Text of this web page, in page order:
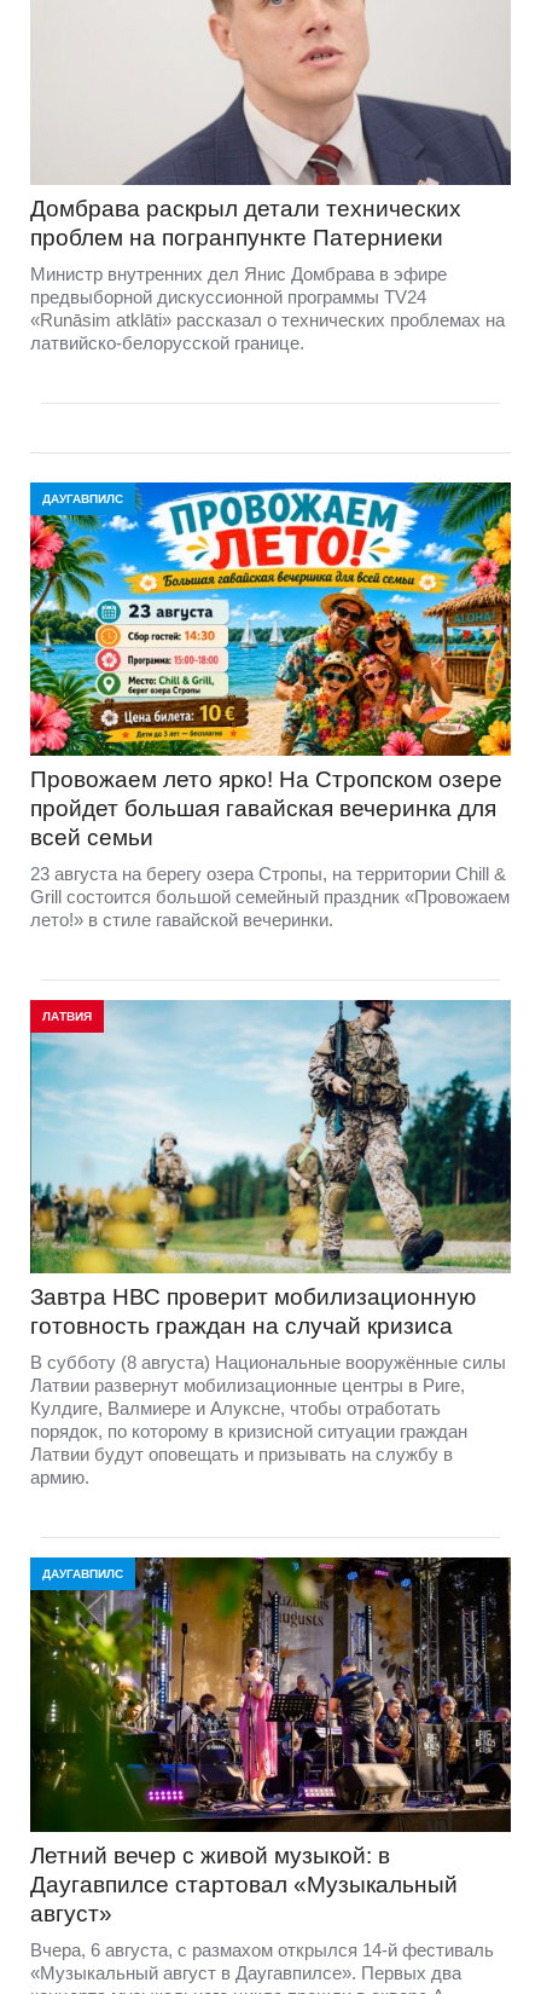
Домбравa раскрыл детали технических
проблем на погранпункте Патерниеки
Министр внутренних дел Янис Домбрава в эфире
предвыборной дискуссионной программы TV24
«Runāsim atklāti» рассказал о технических проблемах на
латвийско-белорусской границе.
ДАУГАВПИЛС
Провожаем лето ярко! На Стропском озере
пройдет большая гавайская вечеринка для
всей семьи
23 августа на берегу озера Стропы, на территории Chill &
Grill состоится большой семейный праздник «Провожаем
лето!» в стиле гавайской вечеринки.
ЛАТВИЯ
Завтра НВС проверит мобилизационную
готовность граждан на случай кризиса
В субботу (8 августа) Национальные вооружённые силы
Латвии развернут мобилизационные центры в Риге,
Кулдиге, Валмиере и Алуксне, чтобы отработать
порядок, по которому в кризисной ситуации граждан
Латвии будут оповещать и призывать на службу в
армию.
ДАУГАВПИЛС
Летний вечер с живой музыкой: в
Даугавпилсе стартовал «Музыкальный
август»
Вчера, 6 августа, с размахом открылся 14-й фестиваль
«Музыкальный август в Даугавпилсе». Первых два